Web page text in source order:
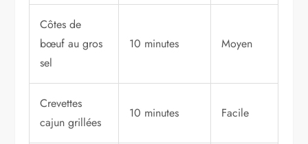
Côtes de
bœuf au gros
sel
10 minutes Moyen
Crevettes
cajun grillées
10 minutes Facile